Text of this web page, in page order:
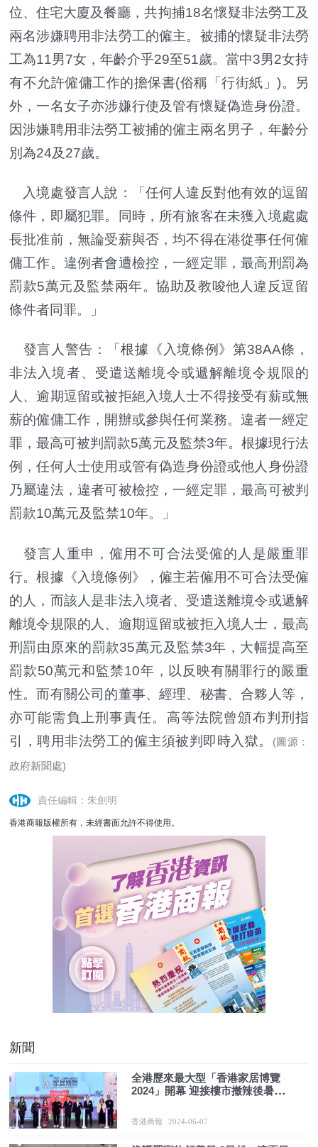
位、住宅大廈及餐廳，共拘捕18名懷疑非法勞工及
兩名涉嫌聘用非法勞工的僱主。被捕的懷疑非法勞
工為11男7女，年齡介乎29至51歲。當中3男2女持
有不允許僱傭工作的擔保書(俗稱「行街紙」)。另
外，一名女子亦涉嫌行使及管有懷疑偽造身份證。
因涉嫌聘用非法勞工被捕的僱主兩名男子，年齡分
別為24及27歲。
入境處發言人說：「任何人違反對他有效的逗留
條件，即屬犯罪。同時，所有旅客在未獲入境處處
長批准前，無論受薪與否，均不得在港從事任何僱
傭工作。違例者會遭檢控，一經定罪，最高刑罰為
罰款5萬元及監禁兩年。協助及教唆他人違反逗留
條件者同罪。」
發言人警告：「根據《入境條例》第38AA條，
非法入境者、受遣送離境令或遞解離境令規限的
人、逾期逗留或被拒絕入境人士不得接受有薪或無
薪的僱傭工作，開辦或參與任何業務。違者一經定
罪，最高可被判罰款5萬元及監禁3年。根據現行法
例，任何人士使用或管有偽造身份證或他人身份證
乃屬違法，違者可被檢控，一經定罪，最高可被判
罰款10萬元及監禁10年。」
發言人重申，僱用不可合法受僱的人是嚴重罪
行。根據《入境條例》，僱主若僱用不可合法受僱
的人，而該人是非法入境者、受遣送離境令或遞解
離境令規限的人、逾期逗留或被拒入境人士，最高
刑罰由原來的罰款35萬元及監禁3年，大幅提高至
罰款50萬元和監禁10年，以反映有關罪行的嚴重
性。而有關公司的董事、經理、秘書、合夥人等，
亦可能需負上刑事責任。高等法院曾頒布判刑指
引，聘用非法勞工的僱主須被判即時入獄。
(圖源：
政府新聞處)
責任編輯：朱劍明
香港商報版權所有，未經書面允許不得使用。
新聞
全港歷來最大型「香港家居博覽
2024」開幕 迎接樓市撤辣後暑假剛
香港商報 2024-06-07